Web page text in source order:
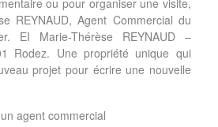
ou pour organiser une visite,
REYNAUD, Agent Commercial du
EI Marie-Thérèse REYNAUD –
Rodez. Une propriété unique qui
projet pour écrire une nouvelle
agent commercial